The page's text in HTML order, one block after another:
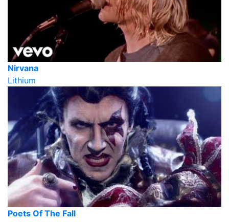
Nirvana
Lithium
Poets Of The Fall